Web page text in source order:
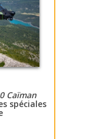
Caïman
spéciales